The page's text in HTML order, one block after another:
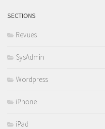
SECTIONS
Revues
SysAdmin
Wordpress
iPhone
iPad